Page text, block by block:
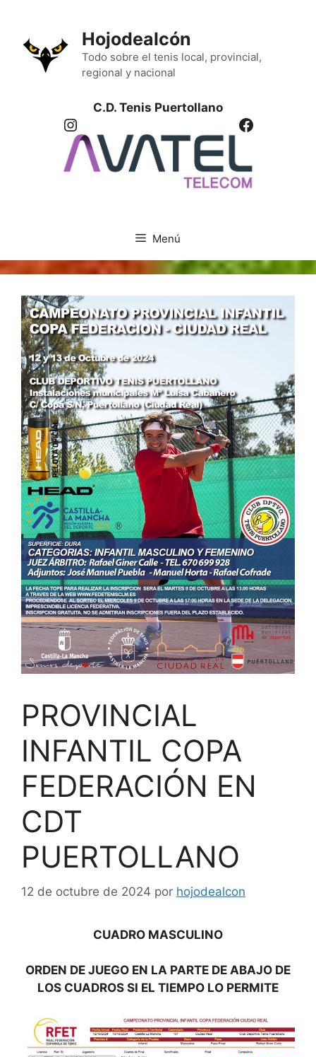
contenido
Hojodealcón
Todo sobre el tenis local, provincial,
regional y nacional
C.D. Tenis Puertollano
Instagram Facebook
Menú
PROVINCIAL
INFANTIL COPA
FEDERACIÓN EN
CDT
PUERTOLLANO
12 de octubre de 2024 por hojodealcon
CUADRO MASCULINO
ORDEN DE JUEGO EN LA PARTE DE ABAJO DE
LOS CUADROS SI EL TIEMPO LO PERMITE